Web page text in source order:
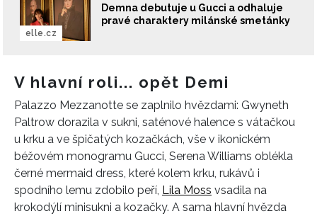
Demna debutuje u Gucci a odhaluje
pravé charaktery milánské smetánky
elle.cz
V hlavní roli... opět Demi
Palazzo Mezzanotte se zaplnilo hvězdami: Gwyneth
Paltrow dorazila v sukni, saténové halence s vátačkou
u krku a ve špičatých kozačkách, vše v ikonickém
béžovém monogramu Gucci, Serena Williams oblékla
černé mermaid dress, které kolem krku, rukávů i
spodního lemu zdobilo peří, Lila Moss vsadila na
krokodýlí minisukni a kozačky. A sama hlavní hvězda